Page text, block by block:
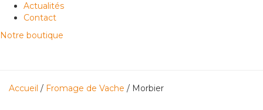
Actualités
Contact
Notre boutique
Accueil / Fromage de Vache / Morbier